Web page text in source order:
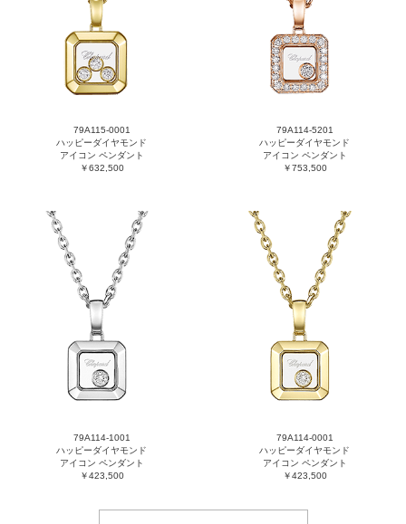
79A115-0001
ハッピーダイヤモンド
アイコン ペンダント
￥632,500
79A114-5201
ハッピーダイヤモンド
アイコン ペンダント
￥753,500
79A114-1001
ハッピーダイヤモンド
アイコン ペンダント
￥423,500
79A114-0001
ハッピーダイヤモンド
アイコン ペンダント
￥423,500